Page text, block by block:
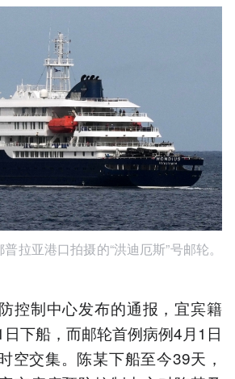
拉亚港口拍摄的“洪迪厄斯”号邮轮。
控制中心发布的通报，宜宾籍
下船，而邮轮首例病例4月1日
空交集。陈某下船至今39天，